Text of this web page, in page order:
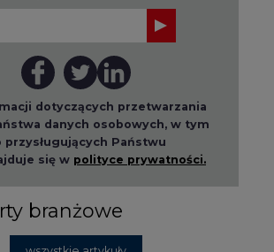
dotyczących przetwarzania
danych osobowych, w tym
Państwu
się w polityce prywatności.
branżowe